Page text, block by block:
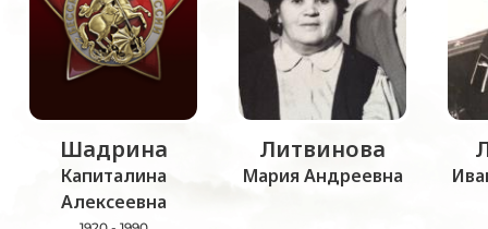
Шадрина
Капиталина
Алексеевна
Литвинова
Мария Андреевна